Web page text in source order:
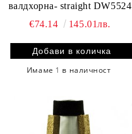
валдхорна- straight DW5524
€74.14
145.01лв.
Имаме 1 в наличност